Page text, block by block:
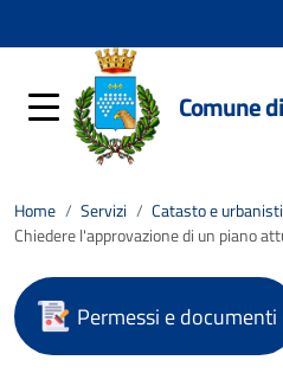
Comune
Home / Servizi / Catasto e
Chiedere l'approvazione di un piano
Permessi e documenti